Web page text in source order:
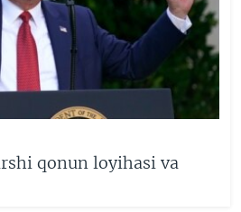
qonun loyihasi va